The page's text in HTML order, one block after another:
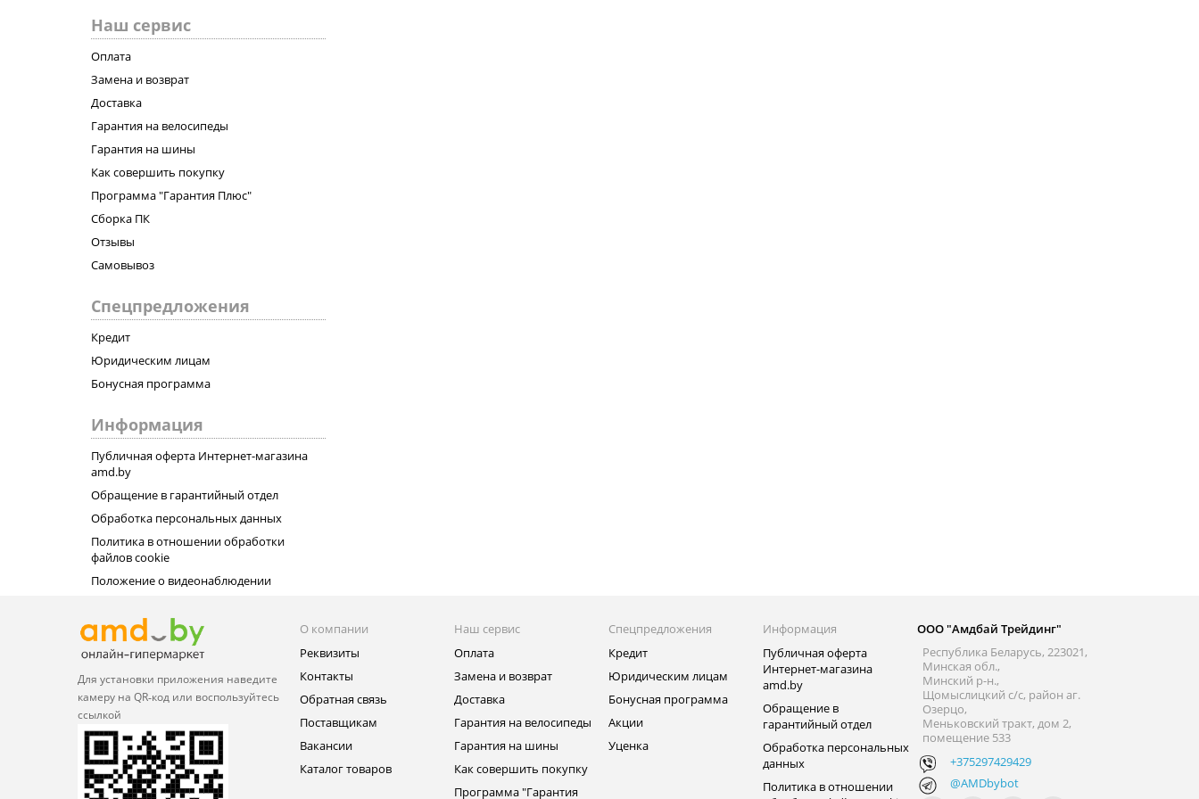
Наш сервис
Оплата
Замена и возврат
Доставка
Гарантия на велосипеды
Гарантия на шины
Как совершить покупку
Программа "Гарантия Плюс"
Сборка ПК
Отзывы
Самовывоз
Спецпредложения
Кредит
Юридическим лицам
Бонусная программа
Информация
Публичная оферта Интернет-магазина
amd.by
Обращение в гарантийный отдел
Обработка персональных данных
Политика в отношении обработки
файлов cookie
Положение о видеонаблюдении
Для установки приложения наведите
камеру на QR‑код или воспользуйтесь
ссылкой
О компании
Реквизиты
Контакты
Обратная связь
Поставщикам
Вакансии
Каталог товаров
Наш сервис
Оплата
Замена и возврат
Доставка
Гарантия на велосипеды
Гарантия на шины
Как совершить покупку
Программа "Гарантия
Спецпредложения
Кредит
Юридическим лицам
Бонусная программа
Акции
Уценка
Информация
Публичная оферта
Интернет-магазина
amd.by
Обращение в
гарантийный отдел
Обработка персональных
данных
Политика в отношении
ООО "Амдбай Трейдинг"
Республика Беларусь, 223021,
Минская обл.,
Минский р-н.,
Щомыслицкий с/с, район аг.
Озерцо,
Меньковский тракт, дом 2,
помещение 533
+375297429429
@AMDbybot